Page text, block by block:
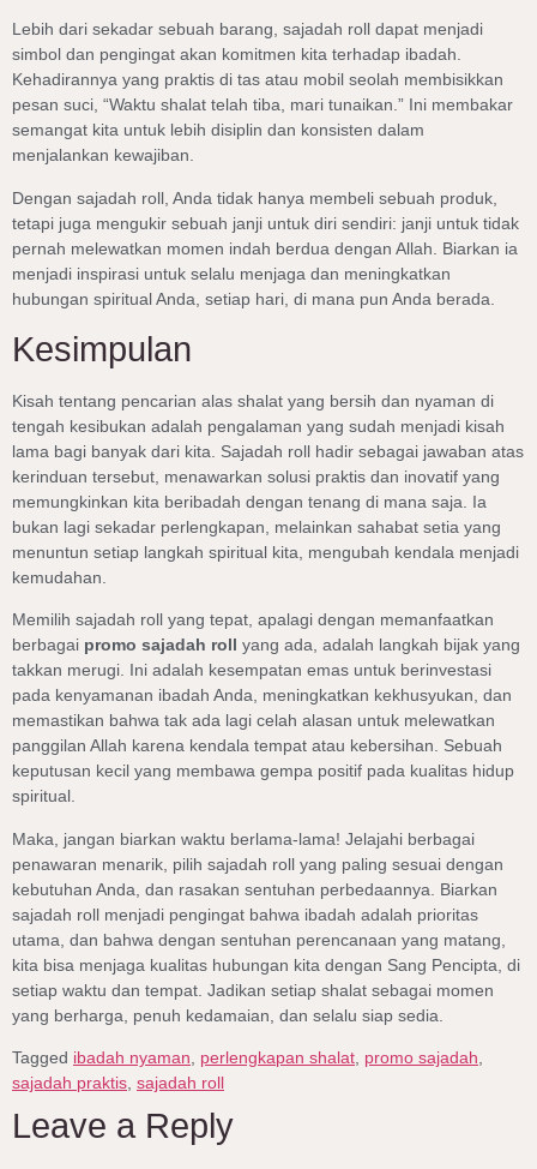
Lebih dari sekadar sebuah barang, sajadah roll dapat menjadi
simbol dan pengingat akan komitmen kita terhadap ibadah.
Kehadirannya yang praktis di tas atau mobil seolah membisikkan
pesan suci, “Waktu shalat telah tiba, mari tunaikan.” Ini membakar
semangat kita untuk lebih disiplin dan konsisten dalam
menjalankan kewajiban.
Dengan sajadah roll, Anda tidak hanya membeli sebuah produk,
tetapi juga mengukir sebuah janji untuk diri sendiri: janji untuk tidak
pernah melewatkan momen indah berdua dengan Allah. Biarkan ia
menjadi inspirasi untuk selalu menjaga dan meningkatkan
hubungan spiritual Anda, setiap hari, di mana pun Anda berada.
Kesimpulan
Kisah tentang pencarian alas shalat yang bersih dan nyaman di
tengah kesibukan adalah pengalaman yang sudah menjadi kisah
lama bagi banyak dari kita. Sajadah roll hadir sebagai jawaban atas
kerinduan tersebut, menawarkan solusi praktis dan inovatif yang
memungkinkan kita beribadah dengan tenang di mana saja. Ia
bukan lagi sekadar perlengkapan, melainkan sahabat setia yang
menuntun setiap langkah spiritual kita, mengubah kendala menjadi
kemudahan.
Memilih sajadah roll yang tepat, apalagi dengan memanfaatkan
berbagai promo sajadah roll yang ada, adalah langkah bijak yang
takkan merugi. Ini adalah kesempatan emas untuk berinvestasi
pada kenyamanan ibadah Anda, meningkatkan kekhusyukan, dan
memastikan bahwa tak ada lagi celah alasan untuk melewatkan
panggilan Allah karena kendala tempat atau kebersihan. Sebuah
keputusan kecil yang membawa gempa positif pada kualitas hidup
spiritual.
Maka, jangan biarkan waktu berlama-lama! Jelajahi berbagai
penawaran menarik, pilih sajadah roll yang paling sesuai dengan
kebutuhan Anda, dan rasakan sentuhan perbedaannya. Biarkan
sajadah roll menjadi pengingat bahwa ibadah adalah prioritas
utama, dan bahwa dengan sentuhan perencanaan yang matang,
kita bisa menjaga kualitas hubungan kita dengan Sang Pencipta, di
setiap waktu dan tempat. Jadikan setiap shalat sebagai momen
yang berharga, penuh kedamaian, dan selalu siap sedia.
Tagged ibadah nyaman perlengkapan shalat promo sajadah
sajadah praktis sajadah roll
Leave a Reply